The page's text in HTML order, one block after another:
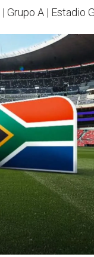
Grupo A | Estadio